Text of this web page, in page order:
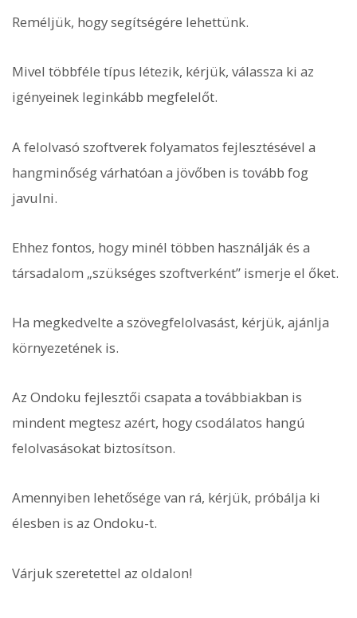
Reméljük, hogy segítségére lehettünk.
Mivel többféle típus létezik, kérjük, válassza ki az
igényeinek leginkább megfelelőt.
A felolvasó szoftverek folyamatos fejlesztésével a
hangminőség várhatóan a jövőben is tovább fog
javulni.
Ehhez fontos, hogy minél többen használják és a
társadalom „szükséges szoftverként” ismerje el őket.
Ha megkedvelte a szövegfelolvasást, kérjük, ajánlja
környezetének is.
Az Ondoku fejlesztői csapata a továbbiakban is
mindent megtesz azért, hogy csodálatos hangú
felolvasásokat biztosítson.
Amennyiben lehetősége van rá, kérjük, próbálja ki
élesben is az Ondoku-t.
Várjuk szeretettel az oldalon!